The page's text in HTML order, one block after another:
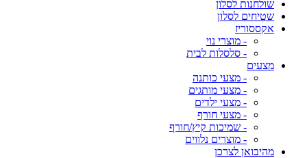
שולחנות לסלון
שטיחים לסלון
אקססוריז
- מוצרי נוי
- סלסלות לבית
מצעים
- מצעי כותנה
- מצעי מותגים
- מצעי ילדים
- מצעי חורף
- שמיכות קיץ/חורף
- מוצרים נלווים
מהיבואן לצרכן